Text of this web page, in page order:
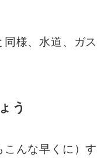
様、水道、ガ
う
んな早くに）